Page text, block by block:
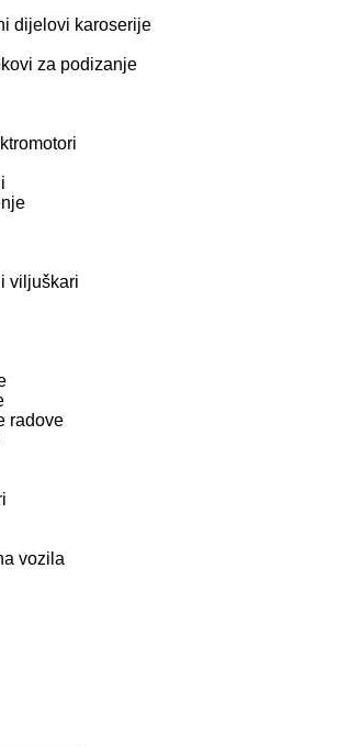
dijelovi karoserije
za podizanje
viljuškari
radove
vozila